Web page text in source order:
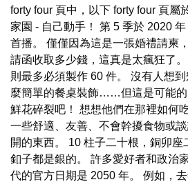
forty four 頁中，以下 forty four 頁屬
家園 - 自己動手！ 第 5 季於 2020 年
首播。 僅僅因為這是一張婚禮請柬
請函收取多少錢，這真是太瘋狂了
則最多必須製作 60 件。 沒有人想
麼簡單的餐桌裝飾……但這是可能的
鮮花碎裂吧！ 想想他們在那裡如何
一些舒適、友善、不會幹擾食物或
開的東西。 10 柱子二十根，銅卯座
釦子都是銀的。 許多愛好者和政治
代的官方日期是 2050 年。 例如，